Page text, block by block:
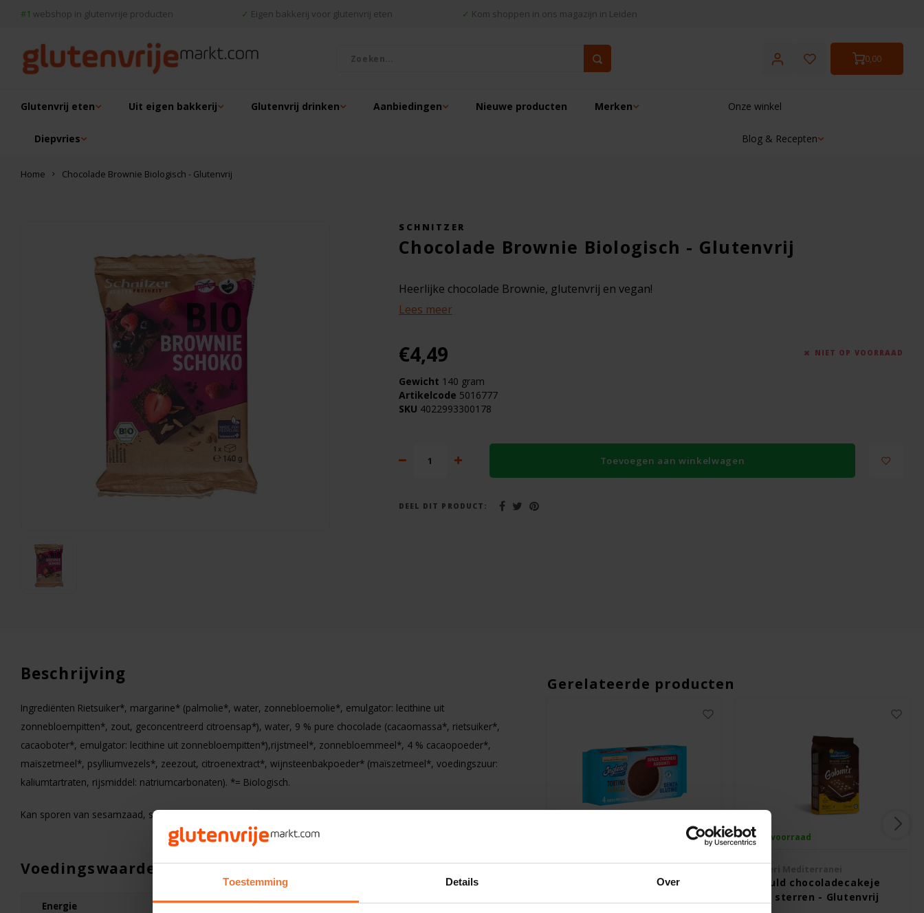
Toestemming Details Over
#1 webshop in glutenvrije producten ✓ Eigen bakkerij voor glutenvrij eten ✓ Kom shoppen in ons magazijn in Leiden
0,00
Glutenvrij eten Uit eigen bakkerij Glutenvrij drinken Aanbiedingen Nieuwe producten Merken
Diepvries
Onze winkel
Blog & Recepten
Home Chocolade Brownie Biologisch - Glutenvrij
Meesterbakker Brood Classic - Glutenvrij
SCHNITZER
Chocolade Brownie Biologisch - Glutenvrij
Heerlijke chocolade Brownie, glutenvrij en vegan!
Lees meer
€4,49 NIET OP VOORRAAD
Gewicht 140 gram
Artikelcode 5016777
SKU 4022993300178
Toevoegen aan winkelwagen
DEEL DIT PRODUCT:
Beschrijving
Ingrediënten Rietsuiker*, margarine* (palmolie*, water, zonnebloemolie*, emulgator: lecithine uit
zonnebloempitten*, zout, geconcentreerd citroensap*), water, 9 % pure chocolade (cacaomassa*, rietsuiker*,
cacaoboter*, emulgator: lecithine uit zonnebloempitten*),rijstmeel*, zonnebloemmeel*, 4 % cacaopoeder*,
maïszetmeel*, psylliumvezels*, zeezout, citroenextract*, wijnsteenbakpoeder* (maïszetmeel*, voedingszuur:
kaliumtartraten, rijsmiddel: natriumcarbonaten). *= Biologisch.
Kan sporen van sesamzaad, soja, lupine en ei bevatten.
Voedingswaarden
Energie 1467KJ/351kcal
Gerelateerde producten
Op voorraad
72% Pure Chocolade met
Chocolade Praline Minder
Chocoladecake (zonder
Op voorraad
Gevuld chocoladecakeje
met sterren - Glutenvrij